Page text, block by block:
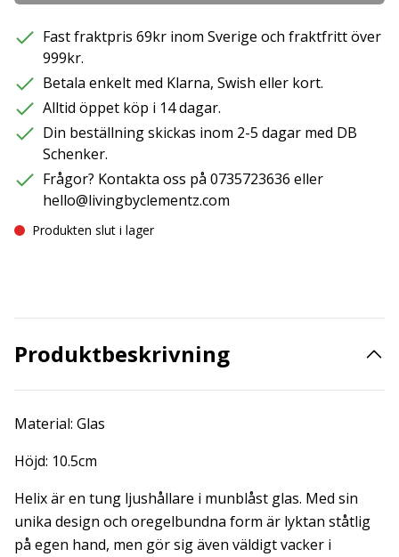
Fast fraktpris 69kr inom Sverige och fraktfritt över
999kr.
Betala enkelt med Klarna, Swish eller kort.
Alltid öppet köp i 14 dagar.
Din beställning skickas inom 2-5 dagar med DB
Schenker.
Frågor? Kontakta oss på 0735723636 eller
hello@livingbyclementz.com
Produkten slut i lager
Produktbeskrivning
Material: Glas
Höjd: 10.5cm
Helix är en tung ljushållare i munblåst glas. Med sin
unika design och oregelbundna form är lyktan ståtlig
på egen hand, men gör sig även väldigt vacker i